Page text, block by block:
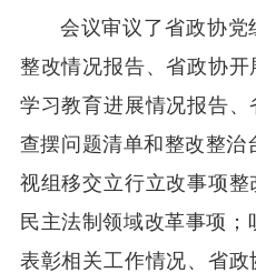
会议审议了省政协
整改情况报告、省政协
学习教育进展情况报告
查摆问题清单和整改整治
视组移交立行立改事项
民主法制领域改革事项
表彰相关工作情况、省